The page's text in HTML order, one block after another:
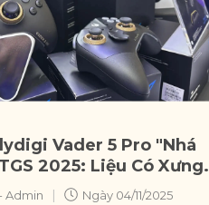
Vader 5 Pro "Nhá
2025: Liệu Có Xưng
Admin | Ngày 04/11/2025